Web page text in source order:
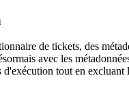
de tickets, des
avec les
d'exécution tout en